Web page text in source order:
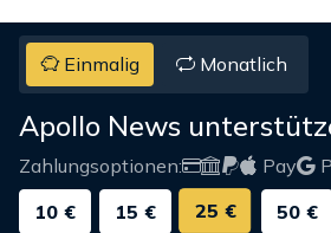
Einmalig Monatlich
Apollo News
Zahlungsoptionen: Pay
10 €
15 € 25 € 50 €